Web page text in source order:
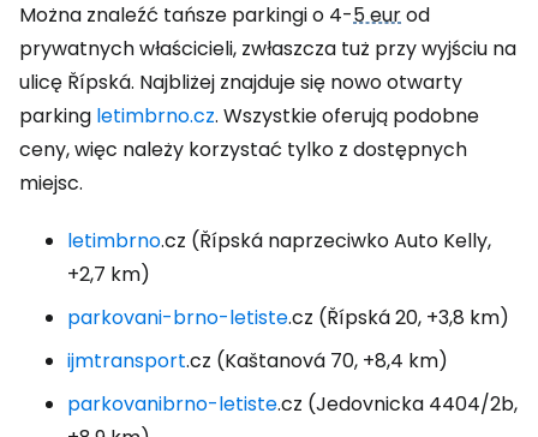
Można znaleźć tańsze parkingi o 4-5 eurod
prywatnych właścicieli, zwłaszcza tuż przy wyjściu na
ulicę Řípská. Najbliżej znajduje się nowo otwarty
parking letimbrno.cz. Wszystkie oferują podobne
ceny, więc należy korzystać tylko z dostępnych
miejsc.
letimbrno.cz (Řípská naprzeciwko Auto Kelly,
+2,7 km)
parkovani-brno-letiste.cz (Řípská 20, +3,8 km)
ijmtransport.cz (Kaštanová 70, +8,4 km)
parkovanibrno-letiste.cz (Jedovnicka 4404/2b,